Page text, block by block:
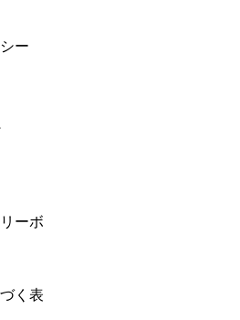
ー
ーボ
く表